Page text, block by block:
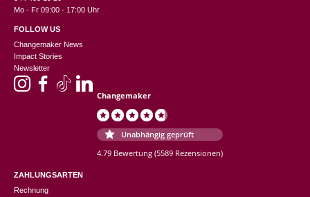
Mo - Fr 09:00 - 17:00 Uhr
FOLLOW US
Changemaker News
Impact Stories
Newsletter
Changemaker
Unabhängig geprüft
4.79 Bewertung (5589 Rezensionen)
ZAHLUNGSARTEN
Rechnung